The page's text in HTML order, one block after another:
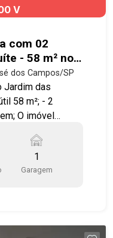
V
com 02
- 58 m² no
dos Campos/SP
Jardim das
social; -
coberta e
-
1
Garagem